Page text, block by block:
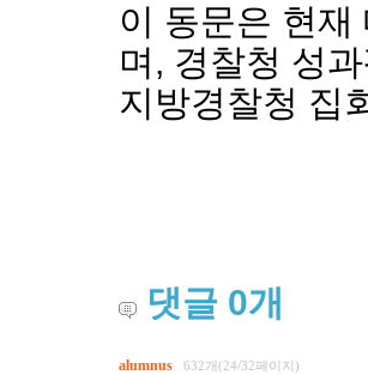
이 동문은 현
며, 경찰청 성
지방경찰청 집
댓글 0개
alumnus 632개(24/32페이지)